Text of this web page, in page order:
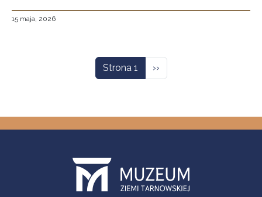
15 maja, 2026
Strona 1 Następna strona
››